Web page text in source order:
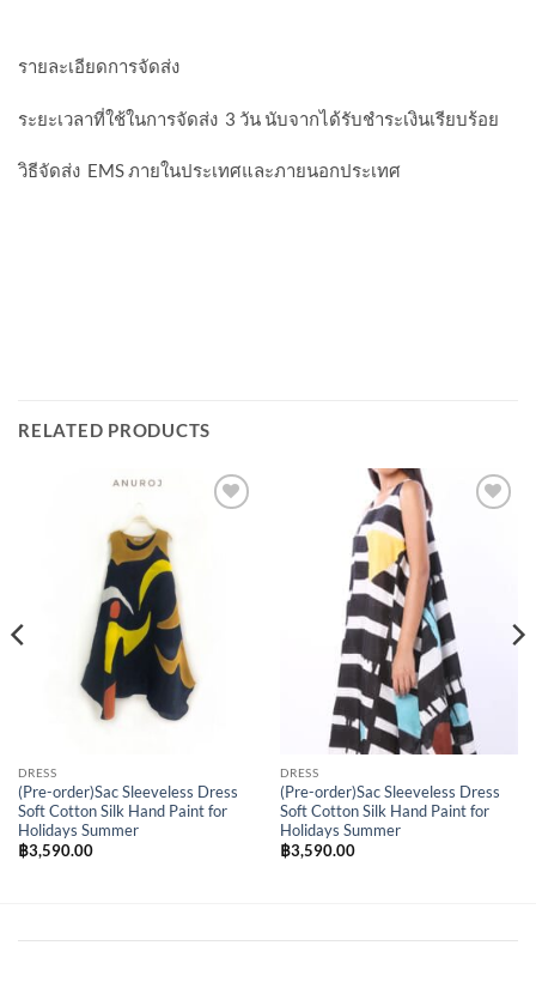
รายละเอียดการจัดส่ง
ระยะเวลาที่ใช้ในการจัดส่ง 3 วัน นับจากได้รับชำระเงินเรียบร้อย
วิธีจัดส่ง EMS ภายในประเทศและภายนอกประเทศ
RELATED PRODUCTS
DRESS
(Pre-order)Sac Sleeveless Dress
Soft Cotton Silk Hand Paint for
Holidays Summer
฿3,590.00
DRESS
(Pre-order)Sac Sleeveless Dress
Soft Cotton Silk Hand Paint for
Holidays Summer
฿3,590.00